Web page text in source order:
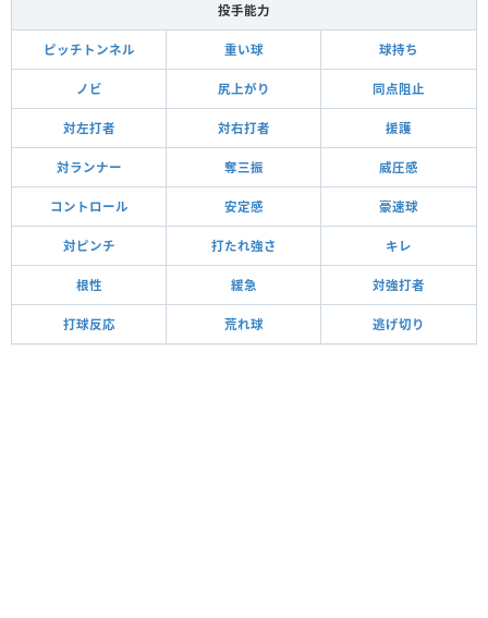
投手能力
ピッチトンネル 重い球 球持ち
ノビ 尻上がり 同点阻止
対左打者 対右打者 援護
対ランナー 奪三振 威圧感
コントロール 安定感 豪速球
対ピンチ 打たれ強さ キレ
根性 緩急 対強打者
打球反応 荒れ球 逃げ切り